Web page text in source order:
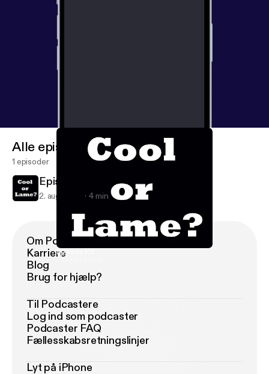
Episode 101
Alle episoder
1 episoder
Episode 101
2. aug. 2010 4 min
Om Podimo
Karriere
Blog
Brug for hjælp?
Til Podcastere
Log ind som podcaster
Podcaster FAQ
Fællesskabsretningslinjer
Lyt på iPhone